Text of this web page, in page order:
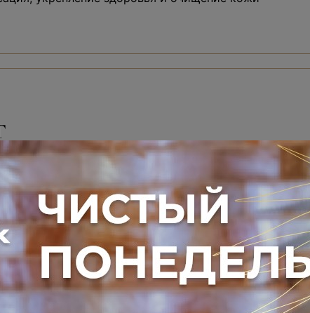
для тела на выбор
— 10 минут
— 30 минут